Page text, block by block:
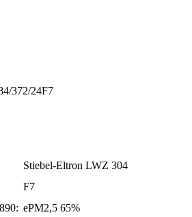
372/24F7
Stiebel-Eltron LWZ 304
F7
ePM2,5 65%